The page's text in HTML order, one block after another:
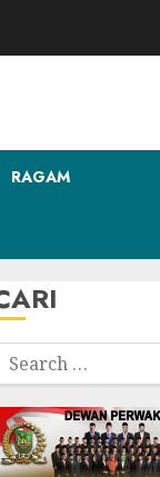
RAGAM
Search